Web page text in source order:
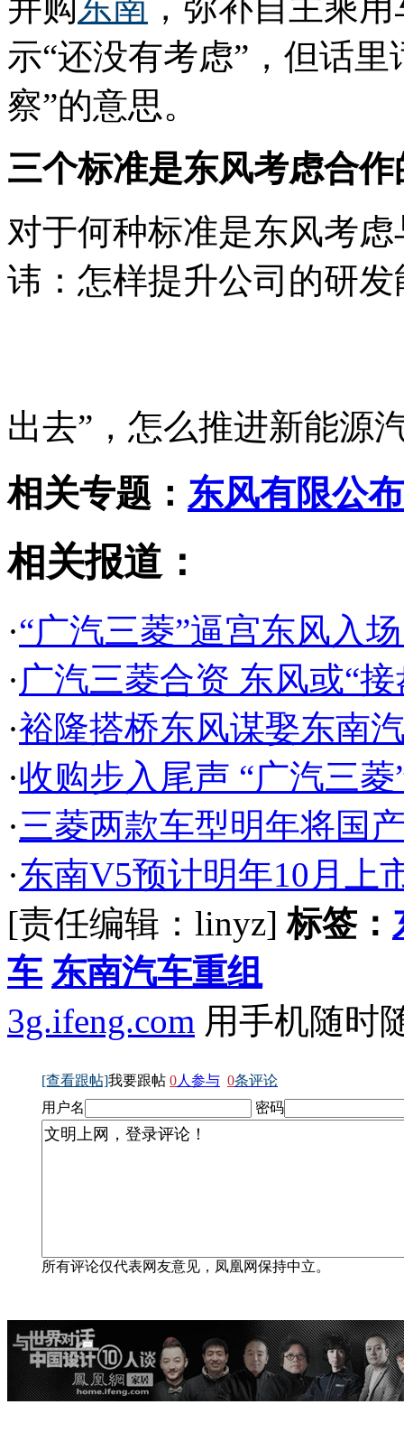
示“还没有考虑”，但话
察”的意思。
三个标准是东风考虑合作
对于何种标准是东风考
讳：怎样提升公司的研
出去”，怎么推进新能源
相关专题： 东风有限公
相关报道：
·“广汽三菱”逼宫东风入
· 广汽三菱合资 东风或“
·裕隆搭桥东风谋娶东南
·收购步入尾声 “广汽三
·三菱两款车型明年将国
·东南V5预计明年10月上
[责任编辑：linyz]标签：
车 东南汽车重组
3g.ifeng.com 用手机随时
[查看跟帖]我要跟帖 0人参与 0条评论
用户名
密码
所有评论仅代表网友意见，凤凰网保持中立。